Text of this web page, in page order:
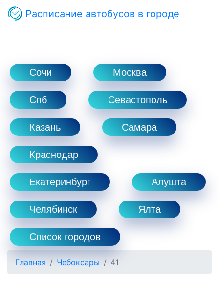
Расписание автобусов в городе
Сочи Москва
Спб Севастополь
Казань Самара
Краснодар
Екатеринбург Алушта
Челябинск Ялта
Список городов
Главная Чебоксары 41